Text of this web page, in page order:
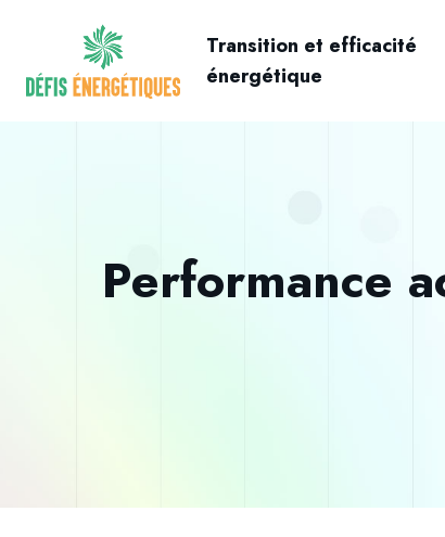
Transition et efficacité
énergétique
Performance